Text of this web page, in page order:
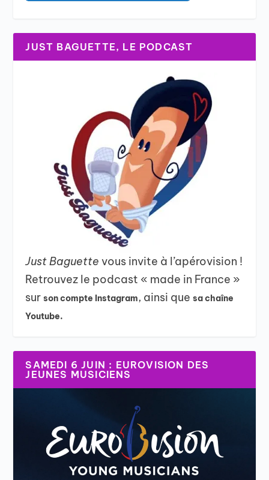
JUST BAGUETTE, LE PODCAST
Just Baguettevous invite à l’apérovision !
Retrouvez le podcast « made in France »
surson compte Instagram, ainsi quesa chaîne
Youtube.
SAMEDI 6 JUIN : EUROVISION DES
JEUNES MUSICIENS